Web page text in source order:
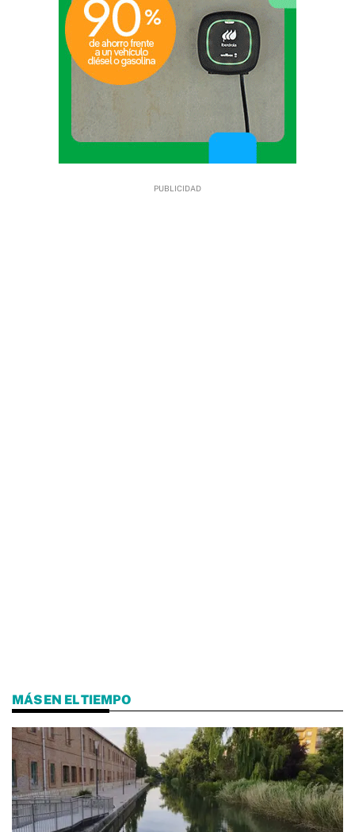
MÁS EN EL TIEMPO